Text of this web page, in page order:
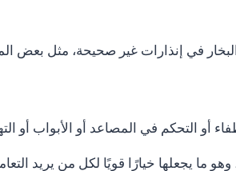
في إنذارات غير صحيحة، مثل بعض
أو التحكم في المصاعد أو الأبواب أو
ما يجعلها خيارًا قويًا لكل من يريد